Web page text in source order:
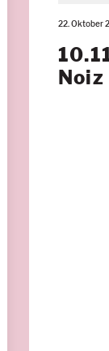
22. Oktober
Noiz